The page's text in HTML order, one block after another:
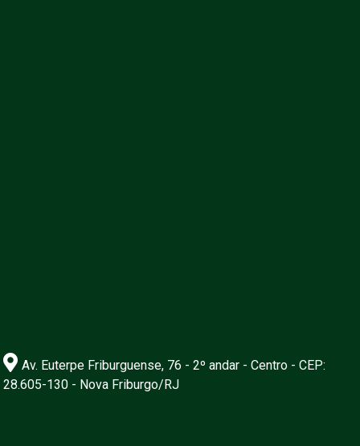
Av. Euterpe Friburguense, 76 - 2º andar - Centro - CEP:
28.605-130 - Nova Friburgo/RJ